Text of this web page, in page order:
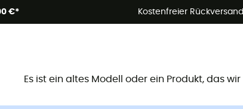
€* Kostenfreier Rückversand
Sommerangebote🔥 -5% EXTRA
Es ist ein altes Modell oder ein Produkt, das